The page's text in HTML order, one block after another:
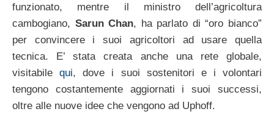
funzionato, mentre il ministro dell’agricoltura
cambogiano, Sarun Chan, ha parlato di “oro bianco”
per convincere i suoi agricoltori ad usare quella
tecnica. E’ stata creata anche una rete globale,
visitabilequi, dove i suoi sostenitori e i volontari
tengono costantemente aggiornati i suoi successi,
oltre alle nuove idee che vengono ad Uphoff.